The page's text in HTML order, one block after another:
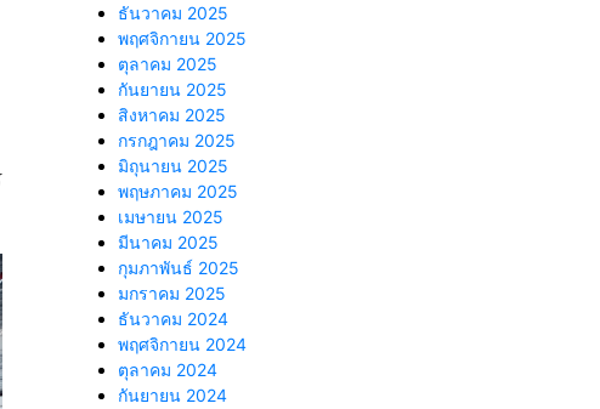
ธันวาคม 2025
พฤศจิกายน 2025
ตุลาคม 2025
กันยายน 2025
สิงหาคม 2025
กรกฎาคม 2025
มิถุนายน 2025
พฤษภาคม 2025
เมษายน 2025
มีนาคม 2025
กุมภาพันธ์ 2025
มกราคม 2025
ธันวาคม 2024
พฤศจิกายน 2024
ตุลาคม 2024
กันยายน 2024